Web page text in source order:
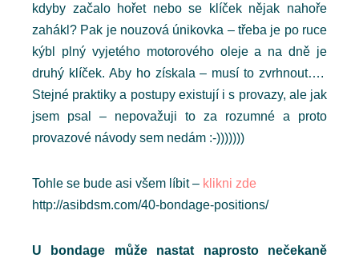
kdyby začalo hořet nebo se klíček nějak nahoře
zahákl? Pak je nouzová únikovka – třeba je po ruce
kýbl plný vyjetého motorového oleje a na dně je
druhý klíček. Aby ho získala – musí to zvrhnout….
Stejné praktiky a postupy existují i s provazy, ale jak
jsem psal – nepovažuji to za rozumné a proto
provazové návody sem nedám :-)))))))
Tohle se bude asi všem líbit – klikni zde
http://asibdsm.com/40-bondage-positions/
U bondage může nastat naprosto nečekaně